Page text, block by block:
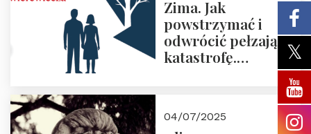
Zima. Jak
powstrzymać i
odwrócić pełzającą
katastrofę.
pierwsze spotkanie
Nowego
04/07/2025